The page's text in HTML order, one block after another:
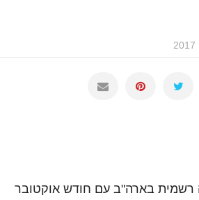
רשמית בארה"ב עם חודש אוקטובר